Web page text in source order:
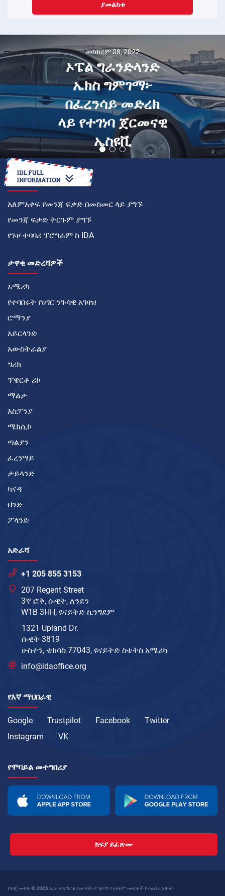
ያመልክቱ
መስከረም 08, 2022
ኦፔል ግራንድላንድ
ኤክስ ግምገማ፦
በፈረንሳይ መድረክ
ላይ የተገነባ ጀርመናዊ
ኤስዩቪ
እንዴት
አለምአቀፍ የመንጃ ፍቃድ በመስመር ላይ ያግኙ
የመንጃ ፍቃድ ትርጉም ያግኙ
የጉዞ ተባባሪ ፕሮግራም ከ IDA
ታዋቂ መድረሻዎች
አሜሪካ
የተባበሩት የሀገር ንጉሳዊ አገዛዝ
ሮማንያ
አይርላንድ
አውስትራልያ
ግሪክ
ፕዌርቶ ሪኮ
ማልታ
እስፓንያ
ሜክሲኮ
ጣልያን
ፈረንሣይ
ታይላንድ
ካናዳ
ህንድ
ፖላንድ
አድራሻ
+1 205 855 3153
207 Regent Street
3ኛ ፎቅ, ሱዊት, ለንደን
W1B 3HH, ዩናይትድ ኪንግደም
1321 Upland Dr.
ሱዊት 3819
ሁስተን, ቴክሳስ 77043, ዩናይትድ ስቴትስ አሜሪካ
info@idaoffice.org
የእኛ ማህበራዊ
Google Trustpilot Facebook
Twitter
Instagram
VK
የሞባይል መተግበሪያ
ክፍያ ይፈጽሙ
የቅጂ መብት © 2026 ኢንተርናሽናል የመንዳት ሥልጣን። ሁሉም መብቶች የተጠበቁ ናቸው።